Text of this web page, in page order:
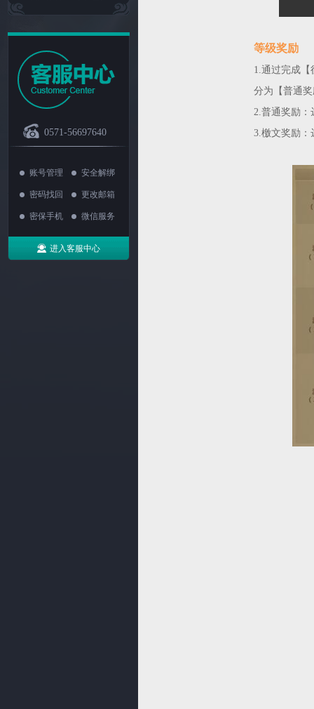
0571-56697640
账号管理 安全解绑
密码找回 更改邮箱
密保手机 微信服务
进入客服中心
等级奖励
1.通过完成
分为【普通
2.普通奖励：
3.檄文奖励：